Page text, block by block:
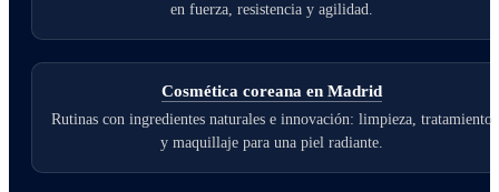
en fuerza, resistencia y agilidad.
Cosmética coreana en Madrid
Rutinas con ingredientes naturales e innovación: limpieza, tratamiento
y maquillaje para una piel radiante.